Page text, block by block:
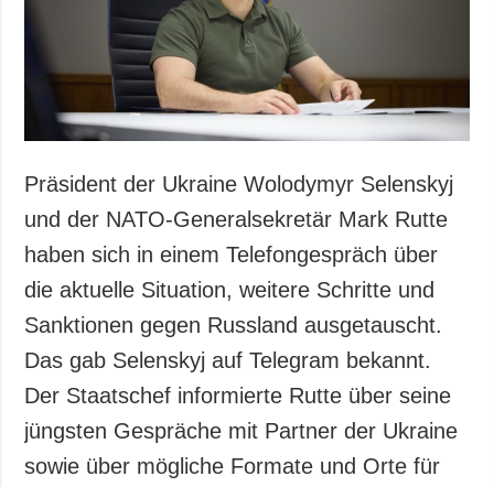
Gesellschaft und
Sport
Kriminalität
Notstand und
ZUSÄTZLICH
Veröffentlichungen
Interview
Fotos
Video
LEISTUNGEN
Abonnement
Fotobank
Präsident der Ukraine Wolodymyr Selenskyj
und der NATO-Generalsekretär Mark Rutte
haben sich in einem Telefongespräch über
die aktuelle Situation, weitere Schritte und
Sanktionen gegen Russland ausgetauscht.
Das gab Selenskyj auf Telegram bekannt.
Der Staatschef informierte Rutte über seine
jüngsten Gespräche mit Partner der Ukraine
sowie über mögliche Formate und Orte für